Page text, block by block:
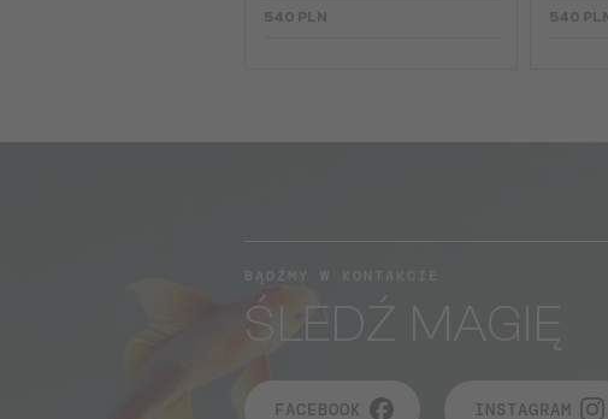
540 PLN 540
BĄDŹMY W KONTAKCIE
ŚLEDŹ MAGIĘ
FACEBOOK INSTAGRAM